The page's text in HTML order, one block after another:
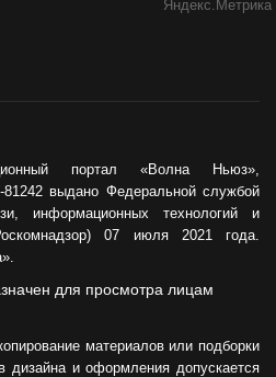
портал «Волна Ньюз»,
выдано Федеральной службой
информационных технологий и
07 июля 2021 года.
для просмотра лицам
материалов или подборки
дизайна и оформления допускается